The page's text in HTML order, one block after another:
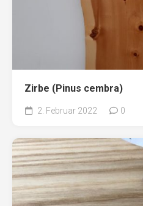
Zirbe (Pinus cembra)
2. Februar 2022 0